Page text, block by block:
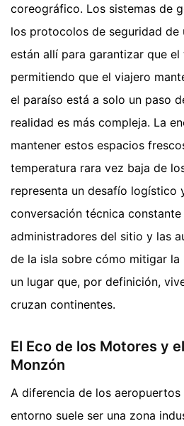
coreográfico. Los sistemas de
los protocolos de seguridad de
están allí para garantizar que
permitiendo que el viajero
el paraíso está a solo un paso
realidad es más compleja. La
mantener estos espacios
temperatura rara vez baja de
representa un desafío logístico
conversación técnica
administradores del sitio y las
de la isla sobre cómo mitigar
un lugar que, por definición,
cruzan continentes.
El Eco de los Motores y
Monzón
A diferencia de los
entorno suele ser una zona